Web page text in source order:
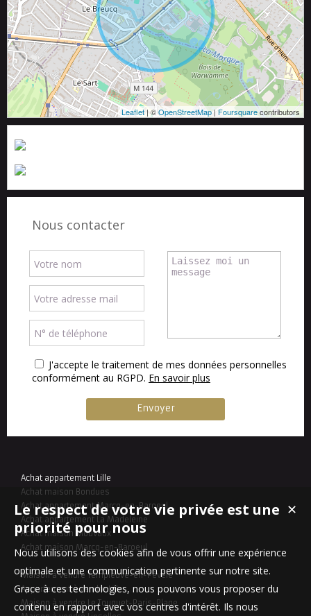
Leaflet | ©OpenStreetMap|Foursquarecontributors
Nous contacter
J'accepte le traitement de mes données personnelles
conformément au RGPD. En savoir plus
Achat appartement Lille
Achat maison Bondues
Achat appartement Marcq-en-Baroeul
Achat appartement La Madeleine
Achat maison Mouvaux
Achat maison Marcq-en-Baroeul
Maison à vendre Templeuve-en-Pévèle
Appartement à vendre Lille
Maison à vendre Le Touquet-Paris-Plage
✕
Le respect de votre vie privée est une
priorité pour nous
Nous utilisons des cookies afin de vous offrir une expérience
optimale et une communication pertinente sur notre site.
Grace à ces technologies, nous pouvons vous proposer du
contenu en rapport avec vos centres d'intérêt. Ils nous